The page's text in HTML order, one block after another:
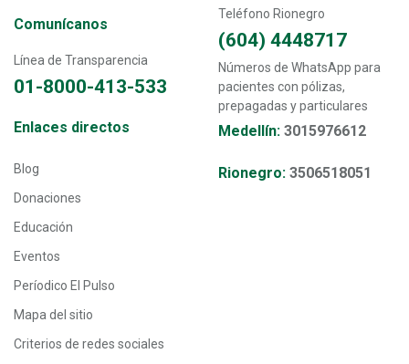
Comunícanos
Línea de Transparencia
01-8000-413-533
Teléfono Rionegro
(604) 4448717
Números de WhatsApp para
pacientes con pólizas,
prepagadas y particulares
Medellín: 3015976612
Rionegro: 3506518051
Transversal - Menú enlaces directos footer
Enlaces directos
Blog
Donaciones
Educación
Eventos
Períodico El Pulso
Mapa del sitio
Criterios de redes sociales